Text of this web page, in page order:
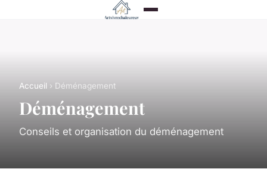
Accueil › Déménagement
Déménagement
Conseils et organisation du déménagement